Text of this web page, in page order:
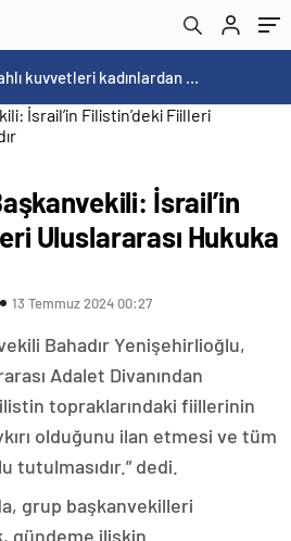
Norweç silahlı kuvvetleri kadınlardan oluşan özel kuvvetler eğitimlerini başlattı.
İsrail’in
Uluslararası Hukuka
13 Temmuz 2024 00:27
Bahadır Yenişehirlioğlu,
Adalet Divanından
topraklarındaki fiillerinin
olduğunu ilan etmesi ve tüm
dedi.
grup başkanvekilleri
gündeme ilişkin